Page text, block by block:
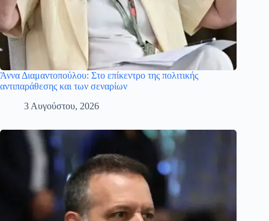
Άννα Διαμαντοπούλου: Στο επίκεντρο της πολιτικής
αντιπαράθεσης και των σεναρίων
3 Αυγούστου, 2026